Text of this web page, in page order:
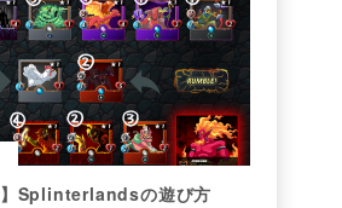
】Splinterlandsの遊び方